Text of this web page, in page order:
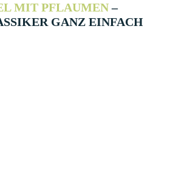
MIT PFLAUMEN–
GANZ EINFACH